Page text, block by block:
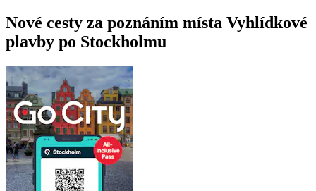
Nové cesty za poznáním místa Vyhlídkové
plavby po Stockholmu